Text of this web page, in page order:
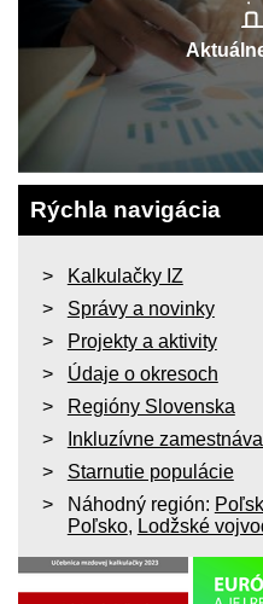
Rýchla navigácia
Kalkulačky IZ
Správy a novinky
Projekty a aktivity
Údaje o okresoch
Regióny Slovenska
Inkluzívne
Starnutie populácie
Náhodný región:
Poľsko, Lodžské